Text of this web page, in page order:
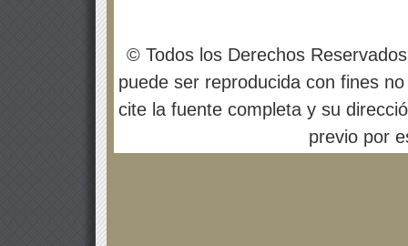
© Todos los Derechos
puede ser reproducida con fines
cite la fuente completa y su
previo por